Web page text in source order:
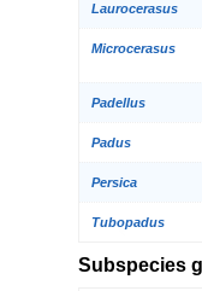
Laurocerasus
Microcerasus
Padellus
Padus
Persica
Tubopadus
Subspecies